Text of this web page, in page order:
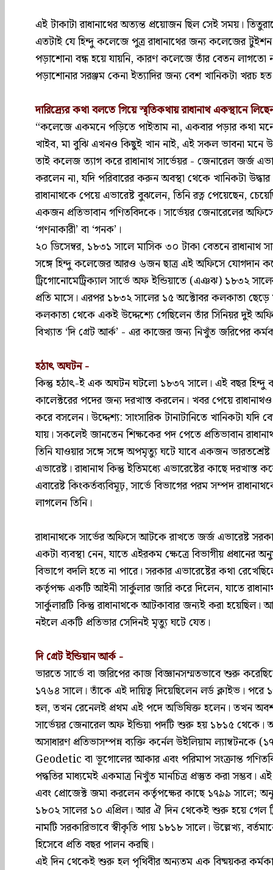
এই টাকাটা রাধানাথের অত্যন্ত প্রয়োজন ছিল সেই সময়।
এতটাই যে হিন্দু কলেজে পুত্র রাধানাথের জন্য কলেজের
পড়াশোনা বন্ধ হয়ে যায়নি, কারণ কলেজে তাঁর বেতন লাগতো
পড়াশোনার সরঞ্জম কেনা ইত্যাদির জন্য বেশ খানিকটা খরচ
দারিদ্র্যের কথা বলতে গিয়ে স্মৃতিকথায় রাধানাথ একস্থানে
“কলেজে একমনে পড়িতে পাইতাম না, একবার পড়ার কথা মনে
খাইব, মা বুঝি এখনও কিছুই খান নাই, এই সকল ভাবনা মনে
তাই কলেজ ত্যাগ করে রাধানাথ সার্ভেয়র - জেনারেল জর্জ
করলেন না, যদি পরিবারের করুন অবস্থা থেকে খানিকটা উদ্ধার
রাধানাথকে পেয়ে এভারেষ্ট বুঝলেন, তিনি রত্ন পেয়েছেন,
একজন প্রতিভাবান গণিতবিদকে। সার্ভেয়র জেনারেলের
‘গণনাকারী’ বা ‘গনক’।
২০ ডিসেম্বর, ১৮৩১ সালে মাসিক ৩০ টাকা বেতনে রাধানাথ
সঙ্গে হিন্দু কলেজের আরও ৬জন ছাত্র এই অফিসে যোগদান
ট্রিগোনোমেট্রিক্যাল সার্ভে অফ ইন্ডিয়াতে (এঞঝ) ১৮৩২
প্রতি মাসে। এরপর ১৮৩২ সালের ১৫ অক্টোবর কলকাতা ছেড়ে
কলকাতা থেকে একই উদ্দেশ্যে গেছিলেন তাঁর সিনিয়র দুই
বিখ্যাত ‘দি গ্রেট আর্ক’ - এর কাজের জন্য নিখুঁত জরিপের
হঠাৎ অঘটন -
কিন্তু হঠাৎ-ই এক অঘটন ঘটলো ১৮৩৭ সালে। এই বছর হিন্দু
কালেক্টরের পদের জন্য দরখাস্ত করলেন। খবর পেয়ে
করে বসলেন। উদ্দেশ্য: সাংসারিক টানাটানিতে খানিকটা
যায়। সকলেই জানতেন শিক্ষকের পদ পেতে প্রতিভাবান
তিনি যাওয়ার সঙ্গে সঙ্গে অপমৃত্যু ঘটে যাবে একজন
এভারেষ্ট। রাধানাথ কিন্তু ইতিমধ্যে এভারেষ্টের কাছে
এবারেষ্ট কিংকর্তব্যবিমূঢ়, সার্ভে বিভাগের পরম সম্পদ
লাগলেন তিনি।
রাধানাথকে সার্ভের অফিসে আটকে রাখতে জর্জ এভারেষ্ট
একটা ব্যবস্থা নেন, যাতে এইরকম ক্ষেত্রে বিভাগীয়
বিভাগে বদলি হতে না পারে। সরকার এভারেষ্টের কথা
কর্তৃপক্ষ একটি আইনী সার্কুলার জারি করে দিলেন, যাতে
সার্কুলারটি কিন্তু রাধানাথকে আটকাবার জন্যই করা হয়েছিল।
নইলে একটি প্রতিভার সেদিনই মৃত্যু ঘটে যেত।
দি গ্রেট ইন্ডিয়ান আর্ক -
ভারতে সার্ভে বা জরিপের কাজ বিজ্ঞানসম্মতভাবে শুরু
১৭৬৪ সালে। তাঁকে এই দায়িত্ব দিয়েছিলেন লর্ড ক্লাইভ।
হল, তখন রেনেলই প্রথম এই পদে অভিষিক্ত হলেন। তখন
সার্ভেয়র জেনারেল অফ ইন্ডিয়া পদটি শুরু হয় ১৮১৫
অসাধারণ প্রতিভাসম্পন্ন ব্যক্তি কর্নেল উইলিয়াম
Geodetic বা ভূগোলের আকার এবং পরিমাপ সংক্রান্ত
পদ্ধতির মাধ্যমেই একমাত্র নিখুঁত মানচিত্র প্রস্তুত করা
এবং প্রোজেক্ট জমা করলেন কর্তৃপক্ষের কাছে ১৭৯৯
১৮০২ সালের ১০ এপ্রিল। আর ঐ দিন থেকেই শুরু হয়ে গেল
নামটি সরকারিভাবে স্বীকৃতি পায় ১৮১৮ সালে। উল্লেখ্য,
হিসেবে প্রতি বছর পালন করছি।
এই দিন থেকেই শুরু হল পৃথিবীর অন্যতম এক বিষ্ময়কর